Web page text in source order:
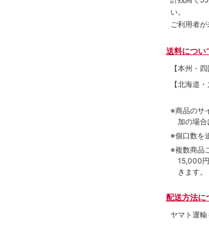
い。
ご利用者
送料につい
【本州・
【北海道
※商品のサ
加の場
※個口数を
※複数商品
15,000円
きます。
配送方法に
ヤマト運輸